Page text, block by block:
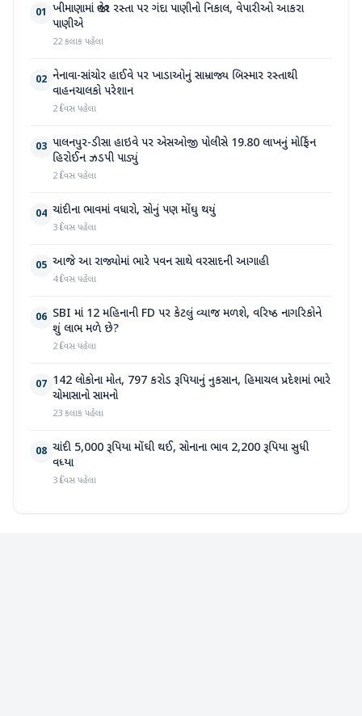
01 ખીમાણામાં જાહેર રસ્તા પર ગંદા પાણીનો નિકાલ, વેપારીઓ આકરા
પાણીએ
22 કલાક પહેલા
02 નેનાવા-સાંચોર હાઈવે પર ખાડાઓનું સામ્રાજ્ય બિસ્માર રસ્તાથી
વાહનચાલકો પરેશાન
2 દિવસ પહેલા
03 પાલનપુર-ડીસા હાઇવે પર એસઓજી પોલીસે 19.80 લાખનું મોર્ફિન
હિરોઈન ઝડપી પાડ્યું
2 દિવસ પહેલા
04 ચાંદીના ભાવમાં વધારો, સોનું પણ મોંઘુ થયું
3 દિવસ પહેલા
05 આજે આ રાજ્યોમાં ભારે પવન સાથે વરસાદની આગાહી
4 દિવસ પહેલા
06 SBI માં 12 મહિનાની FD પર કેટલું વ્યાજ મળશે, વરિષ્ઠ નાગરિકોને
શું લાભ મળે છે?
2 દિવસ પહેલા
07 142 લોકોના મોત, 797 કરોડ રૂપિયાનું નુકસાન, હિમાચલ પ્રદેશમાં ભારે
ચોમાસાનો સામનો
23 કલાક પહેલા
08 ચાંદી 5,000 રૂપિયા મોંઘી થઈ, સોનાના ભાવ 2,200 રૂપિયા સુધી
વધ્યા
3 દિવસ પહેલા